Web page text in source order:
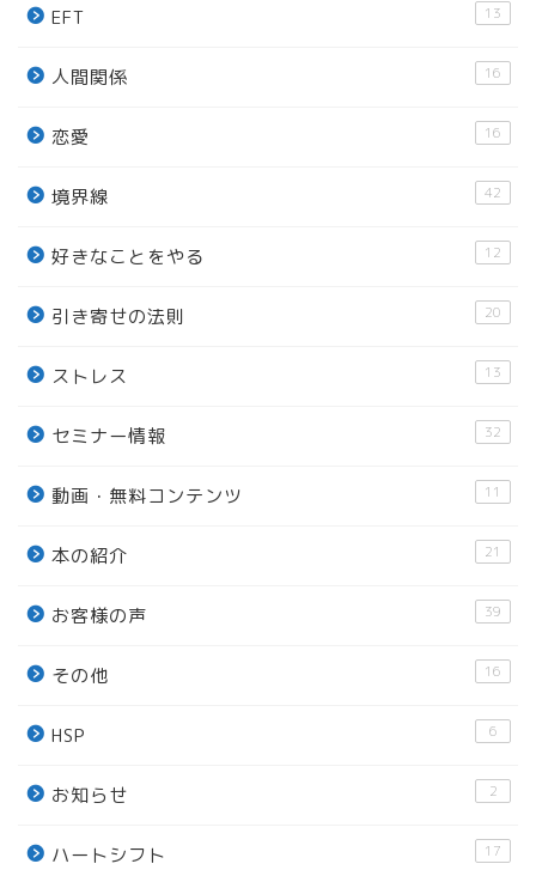
EFT 13
人間関係 16
恋愛 16
境界線 42
好きなことをやる 12
引き寄せの法則 20
ストレス 13
セミナー情報 32
動画・無料コンテンツ 11
本の紹介 21
お客様の声 39
その他 16
HSP 6
お知らせ 2
ハートシフト 17